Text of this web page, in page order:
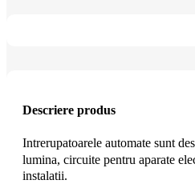
Descriere produs
Intrerupatoarele automate sunt
lumina, circuite pentru aparate
instalatii.